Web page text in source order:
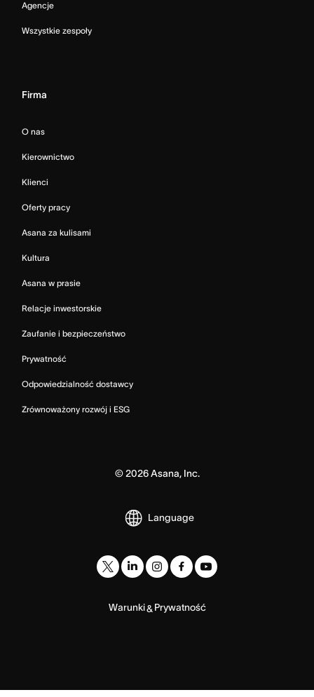
Agencje
Wszystkie zespoły
Firma
O nas
Kierownictwo
Klienci
Oferty pracy
Asana za kulisami
Kultura
Asana w prasie
Relacje inwestorskie
Zaufanie i bezpieczeństwo
Prywatność
Odpowiedzialność dostawcy
Zrównoważony rozwój i ESG
©2026Asana, Inc.
Language
Warunki& Prywatność